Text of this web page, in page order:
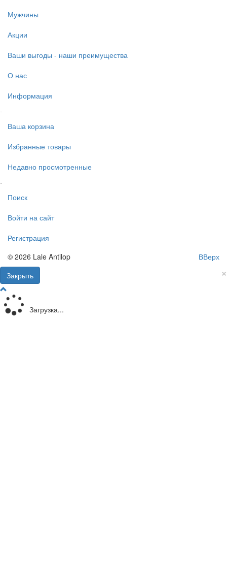
Мужчины
Акции
Ваши выгоды - наши преимущества
О нас
Информация
-
Ваша корзина
Избранные товары
Недавно просмотренные
-
Поиск
Войти на сайт
Регистрация
ВВерх
© 2026 Lale Antilop
×
Закрыть
Загрузка...